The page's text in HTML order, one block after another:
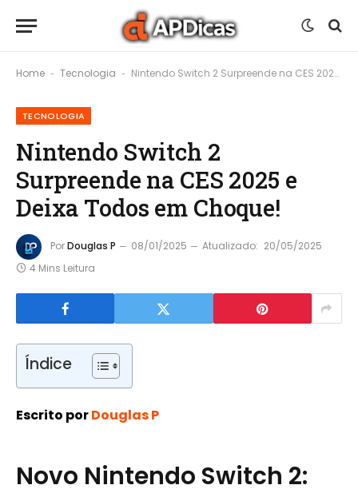
Home - Tecnologia - Nintendo Switch 2 Surpreende na CES 2025 e Deixa Todos em Choque!
TECNOLOGIA
Nintendo Switch 2
Surpreende na CES 2025 e
Deixa Todos em Choque!
PorDouglas P 08/01/2025 Atualizado: 20/05/2025
4 Mins Leitura
Índice
Escrito porDouglas P
Novo Nintendo Switch 2: